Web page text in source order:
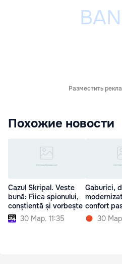
Разместить
Похожие новости
Cazul Skripal. Veste
bună: Fiica spionului,
conștientă și vorbește
30 Мар. 11:35
Gaburici,
confort
30